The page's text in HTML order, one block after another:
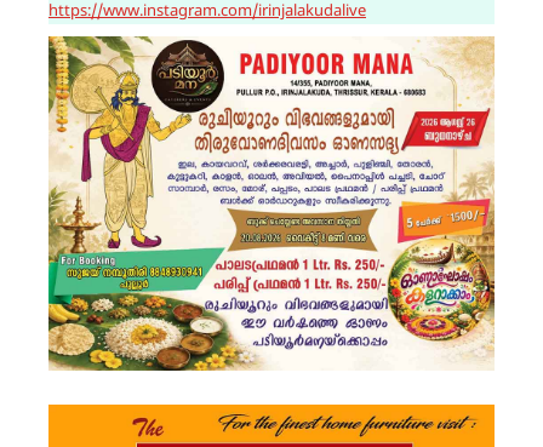
https://www.instagram.com/irinjalakudalive